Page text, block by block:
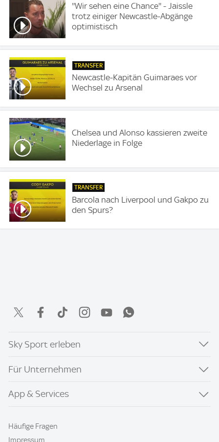
''Wir sehen eine Chance'' - Jaissle
trotz einiger Newcastle-Abgänge
optimistisch
TRANSFER
Newcastle-Kapitän Guimaraes vor
Wechsel zu Arsenal
Chelsea und Alonso kassieren zweite
Niederlage in Folge
TRANSFER
Barcola nach Liverpool und Gakpo zu
den Spurs?
Sky Sport erleben
Für Unternehmen
App & Services
Häufige Fragen
Impressum